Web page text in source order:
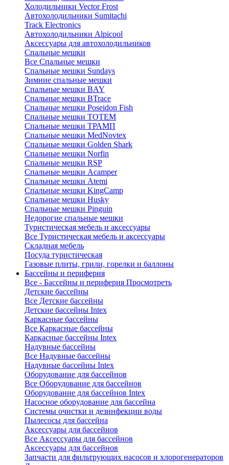
Холодильники Vector Frost
Автохолодильники Sumitachi
Track Electronics
Автохолодильники Alpicool
Аксессуары для автохолодильников
Спальные мешки
Все Спальные мешки
Спальные мешки Sundays
Зимние спальные мешки
Спальные мешки BAY
Спальные мешки BTrace
Спальные мешки Poseidon Fish
Спальные мешки ТОТЕМ
Спальные мешки ТРАМП
Cпальные мешки MedNovtex
Спальные мешки Golden Shark
Спальные мешки Norfin
Спальные мешки RSP
Спальные мешки Acamper
Спальные мешки Atemi
Спальные мешки KingCamp
Спальные мешки Husky
Спальные мешки Pinguin
Недорогие спальные мешки
Туристическая мебель и аксессуары
Все Туристическая мебель и аксессуары
Складная мебель
Посуда туристическая
Газовые плиты, грили, горелки и баллоны
Бассейны и периферия
Все - Бассейны и периферия Просмотреть
Детские бассейны
Все Детские бассейны
Детские бассейны Intex
Каркасные бассейны
Все Каркасные бассейны
Каркасные бассейны Intex
Надувные бассейны
Все Надувные бассейны
Надувные бассейны Intex
Оборудование для бассейнов
Все Оборудование для бассейнов
Оборудование для бассейнов Intex
Насосное оборудование для бассейна
Системы очистки и дезинфекции воды
Пылесосы для бассейна
Аксессуары для бассейнов
Все Аксессуары для бассейнов
Аксессуары для бассейнов
Запчасти для фильтрующих насосов и хлорогенераторов